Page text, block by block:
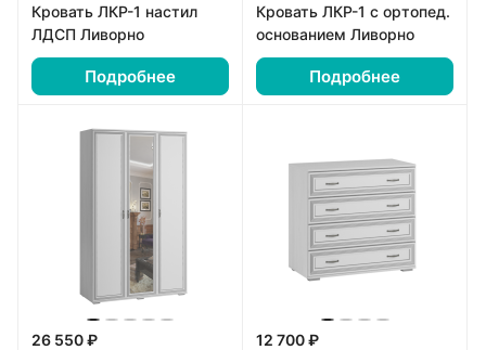
Кровать ЛКР-1 настил
ЛДСП Ливорно
Подробнее
Кровать ЛКР-1 с ортопед.
основанием Ливорно
Подробнее
26 550 ₽
12 700 ₽